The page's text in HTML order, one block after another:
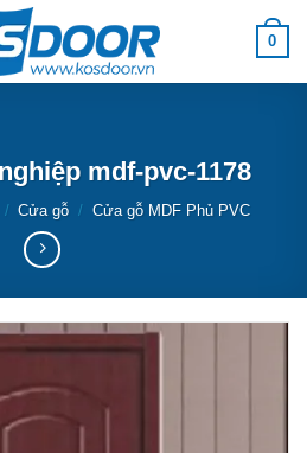
0
mdf-pvc-1178
/ Cửa gỗ / Cửa gỗ MDF Phủ PVC